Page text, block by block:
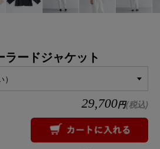
ードジャケット
29,700円(税込)